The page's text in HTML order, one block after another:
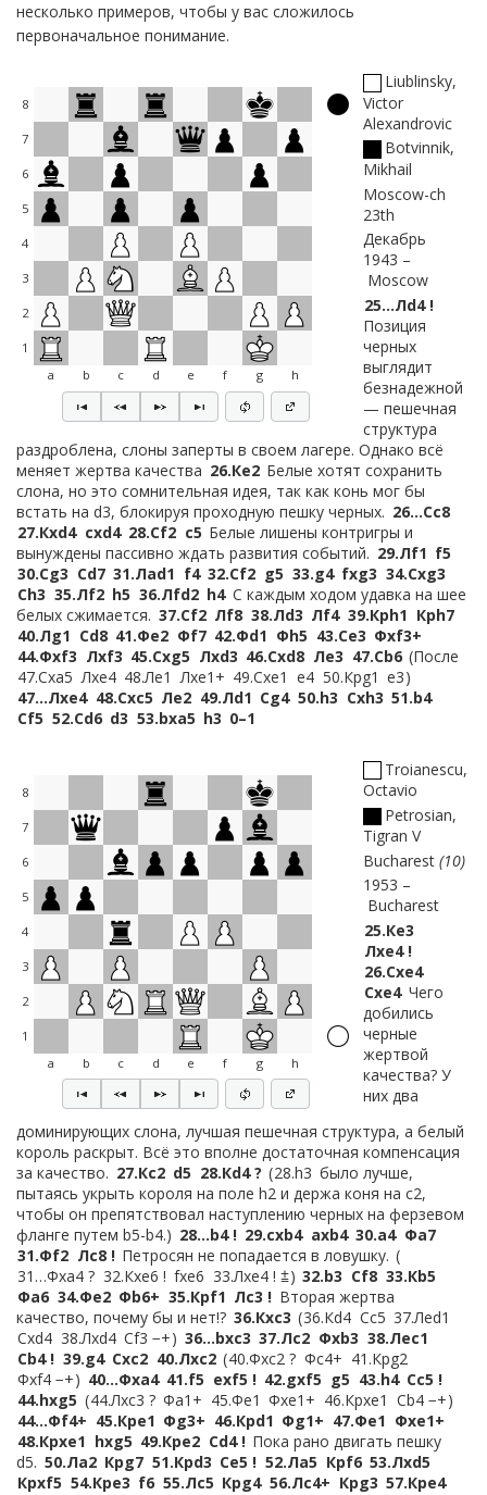
несколько примеров, чтобы у вас сложилось
первоначальное понимание.
8
7
6
5
4
3
2
1
a
b c d e f g h
Liublinsky,
Victor
Alexandrovic
Botvinnik,
Mikhail
Moscow-ch
23th
Декабрь
1943
Moscow
25…Лd4 !
Позиция
черных
выглядит
безнадежной
— пешечная
структура
раздроблена, слоны заперты в своем лагере. Однако всё
меняет жертва качества 26.Кe2 Белые хотят сохранить
слона, но это сомнительная идея, так как конь мог бы
встать на d3, блокируя проходную пешку черных. 26…Сc8
27.Кxd4 cxd4 28.Сf2 c5 Белые лишены контригры и
вынуждены пассивно ждать развития событий. 29.Лf1 f5
30.Сg3 Сd7 31.Лad1 f4 32.Сf2 g5 33.g4 fxg3 34.Сxg3
Сh3 35.Лf2 h5 36.Лfd2 h4 С каждым ходом удавка на шее
белых сжимается. 37.Сf2 Лf8 38.Лd3 Лf4 39.Крh1 Крh7
40.Лg1 Сd8 41.Фe2 Фf7 42.Фd1 Фh5 43.Сe3 Фxf3+
44.Фxf3 Лxf3 45.Сxg5 Лxd3 46.Сxd8 Лe3 47.Сb6
После
47.Сxa5 Лxe4 48.Лe1 Лxe1+ 49.Сxe1 e4 50.Крg1 e3
47…Лxe4 48.Сxc5 Лe2 49.Лd1 Сg4 50.h3 Сxh3 51.b4
Сf5 52.Сd6 d3 53.bxa5 h3 0–1
8
7
6
5
4
3
2
1
a
b c d e f g h
Troianescu,
Octavio
Petrosian,
Tigran V
Bucharest 10
1953
Bucharest
25.Кe3
Лxe4 !
26.Сxe4
Сxe4 Чего
добились
черные
жертвой
качества? У
них два
доминирующих слона, лучшая пешечная структура, а белый
король раскрыт. Всё это вполне достаточная компенсация
за качество. 27.Кc2 d5 28.Кd4 ? 28.h3 было лучше,
пытаясь укрыть короля на поле h2 и держа коня на c2,
чтобы он препятствовал наступлению черных на ферзевом
фланге путем b5-b4.
28…b4 ! 29.cxb4 axb4 30.a4 Фa7
31.Фf2 Лc8 ! Петросян не попадается в ловушку.
31…Фxa4 ? 32.Кxe6 ! fxe6 33.Лxe4 ! ⩲ 32.b3 Сf8 33.Кb5
Фa6 34.Фe2 Фb6+ 35.Крf1 Лc3 ! Вторая жертва
качество, почему бы и нет!? 36.Кxc3 36.Кd4 Сc5 37.Лed1
Сxd4 38.Лxd4 Сf3 −+ 36…bxc3 37.Лc2 Фxb3 38.Лec1
Сb4 ! 39.g4 Сxc2 40.Лxc2 40.Фxc2 ? Фc4+ 41.Крg2
Фxf4 −+
40…Фxa4 41.f5 exf5 ! 42.gxf5 g5 43.h4 Сc5 !
44.hxg5 44.Лxc3 ? Фa1+ 45.Фe1 Фxe1+ 46.Крxe1 Сb4 −+
44…Фf4+ 45.Крe1 Фg3+ 46.Крd1 Фg1+ 47.Фe1 Фxe1+
48.Крxe1 hxg5 49.Крe2 Сd4 ! Пока рано двигать пешку
d5. 50.Лa2 Крg7 51.Крd3 Сe5 ! 52.Лa5 Крf6 53.Лxd5
Крxf5 54.Крe3 f6 55.Лc5 Крg4 56.Лc4+ Крg3 57.Крe4